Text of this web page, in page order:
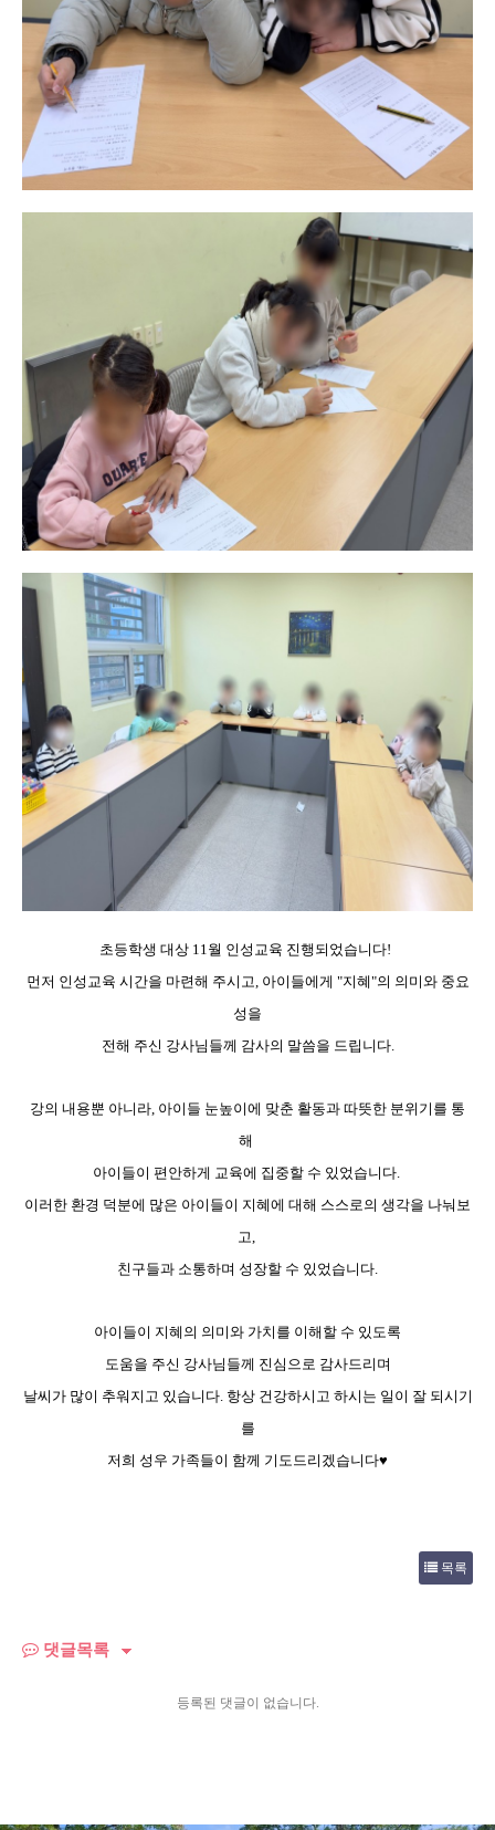
초등학생 대상 11월 인성교육 진행되었습니다!
먼저 인성교육 시간을 마련해 주시고, 아이들에게 "지혜"의 의미와 중요
성을
전해 주신 강사님들께 감사의 말씀을 드립니다.
강의 내용뿐 아니라, 아이들 눈높이에 맞춘 활동과 따뜻한 분위기를 통
해
아이들이 편안하게 교육에 집중할 수 있었습니다.
이러한 환경 덕분에 많은 아이들이 지혜에 대해 스스로의 생각을 나눠보
고,
친구들과 소통하며 성장할 수 있었습니다.
아이들이 지혜의 의미와 가치를 이해할 수 있도록
도움을 주신 강사님들께 진심으로 감사드리며
날씨가 많이 추워지고 있습니다. 항상 건강하시고 하시는 일이 잘 되시기
를
저희 성우 가족들이 함께 기도드리겠습니다♥
목록
댓글목록
등록된 댓글이 없습니다.